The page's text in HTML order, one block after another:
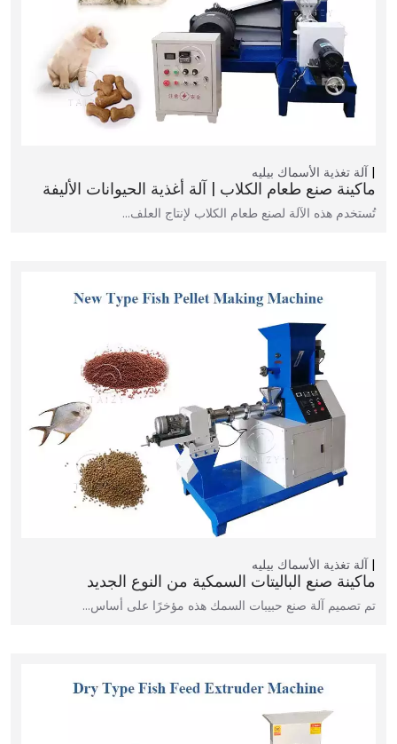
آلة تغذية الأسماك بيليه
ماكينة صنع طعام الكلاب | آلة أغذية الحيوانات الأليفة
تُستخدم هذه الآلة لصنع طعام الكلاب لإنتاج العلف…
آلة تغذية الأسماك بيليه
ماكينة صنع الباليتات السمكية من النوع الجديد
تم تصميم آلة صنع حبيبات السمك هذه مؤخرًا على أساس…